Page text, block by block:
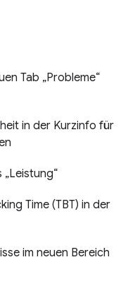
Tab „Probleme“
in der Kurzinfo für
Time (TBT) in der
im neuen Bereich